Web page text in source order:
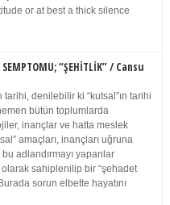
or at best a thick silence
“ŞEHİTLİK” / Cansu
tarihi, denilebilir ki “kutsal”ın tarihi
bütün toplumlarda
inançlar ve hatta meslek
amaçları, inançları uğruna
bu adlandırmayı yapanlar
olarak sahiplenilip bir “şehadet
sorun elbette hayatını